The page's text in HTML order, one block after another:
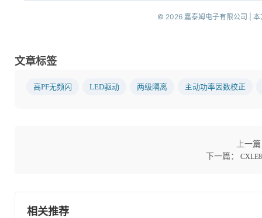
© 2026 嘉泰姆电子有限公司 |
文章标签
高PF无频闪 LED驱动 两级隔离 主动功率因数校正
上一
下一篇：
相关推荐